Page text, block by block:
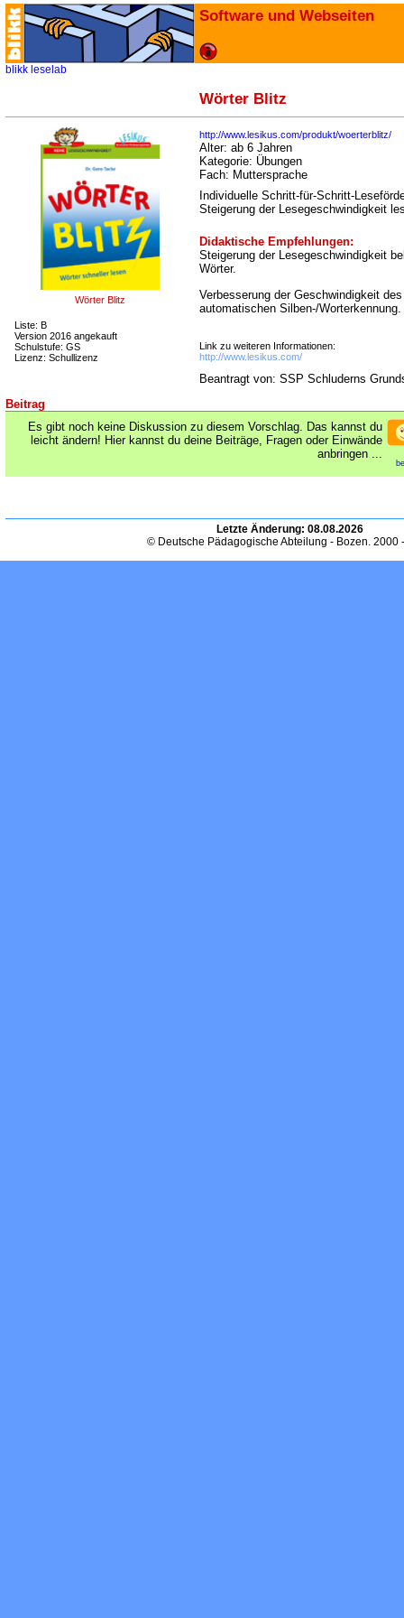
Software und Webseiten
blikk leselab
Wörter Blitz
Wörter Blitz
Liste: B
Version 2016 angekauft
Schulstufe: GS
Lizenz: Schullizenz
http://www.lesikus.com/produkt/woerterblitz/
Alter: ab 6 Jahren
Kategorie: Übungen
Fach: Muttersprache
Individuelle Schritt-für-Schritt-
Steigerung der Lesegeschwindigkeit
Didaktische Empfehlungen:
Steigerung der Lesegeschwindigkeit
Wörter.
Verbesserung der Geschwindigkeit
automatischen Silben-/Worterkennung.
Link zu weiteren Informationen:
http://www.lesikus.com/
Beantragt von: SSP Schluderns
Beitrag
Es gibt noch keine Diskussion zu diesem Vorschlag. Das kannst du
leicht ändern! Hier kannst du deine Beiträge, Fragen oder Einwände
anbringen ...
Letzte Änderung: 08.08.2026
© Deutsche Pädagogische Abteilung - Bozen. 2000